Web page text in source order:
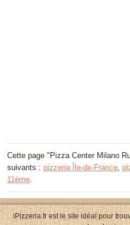
Cette page "Pizza Center Milano
suivants : pizzeria Île-de-France
11ème
iPizzeria.fr est le site idéal pour